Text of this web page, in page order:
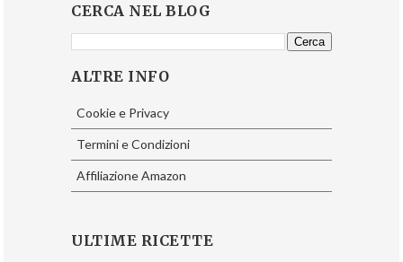
CERCA NEL BLOG
ALTRE INFO
Cookie e Privacy
Termini e Condizioni
Affiliazione Amazon
ULTIME RICETTE